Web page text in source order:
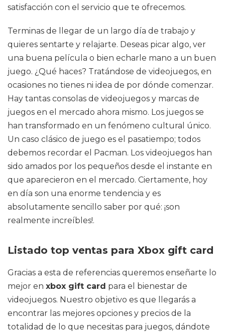
satisfacción con el servicio que te ofrecemos.
Terminas de llegar de un largo día de trabajo y
quieres sentarte y relajarte. Deseas picar algo, ver
una buena película o bien echarle mano a un buen
juego. ¿Qué haces? Tratándose de videojuegos, en
ocasiones no tienes ni idea de por dónde comenzar.
Hay tantas consolas de videojuegos y marcas de
juegos en el mercado ahora mismo. Los juegos se
han transformado en un fenómeno cultural único.
Un caso clásico de juego es el pasatiempo; todos
debemos recordar el Pacman. Los videojuegos han
sido amados por los pequeños desde el instante en
que aparecieron en el mercado. Ciertamente, hoy
en día son una enorme tendencia y es
absolutamente sencillo saber por qué: ¡son
realmente increíbles!.
Listado top ventas para Xbox gift card
Gracias a esta de referencias queremos enseñarte lo
mejor en xbox gift card para el bienestar de
videojuegos. Nuestro objetivo es que llegarás a
encontrar las mejores opciones y precios de la
totalidad de lo que necesitas para juegos, dándote